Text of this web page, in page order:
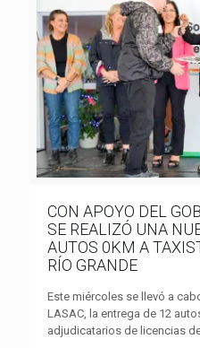
CON APOYO DEL
SE REALIZÓ UNA
AUTOS 0KM A
RÍO GRANDE
Este miércoles se llevó a
LASAC, la entrega de 12
adjudicatarios de licencias